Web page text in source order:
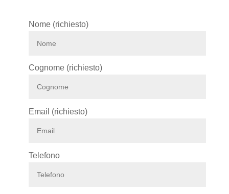
Nome (richiesto)
Cognome (richiesto)
Email (richiesto)
Telefono